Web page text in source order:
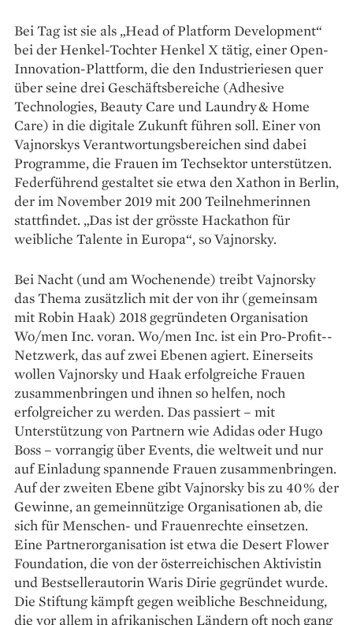
Bei Tag ist sie als „Head of Platform Development“
bei der Henkel-Tochter Henkel X tätig, ­einer Open-
Innovation-Plattform, die den Industrieriesen quer
über ­seine drei Geschäftsbereiche (Adhesive
Technologies, Beauty Care und Laundry & Home
Care) in die digitale Zukunft führen soll. Einer von
Vajnorskys Verantwortungsbereichen sind dabei
Programme, die Frauen im Techsektor unterstützen.
Federführend gestaltet sie etwa den Xathon in Berlin,
der im November 2019 mit 200 Teilnehmerinnen
stattfindet. „Das ist der grösste Hackathon für
weibliche Talente in Europa“, so Vajnorsky.
Bei Nacht (und am Wochenende) treibt ­Vajnorsky
das Thema zusätzlich mit der von ihr (gemeinsam
mit Robin Haak) ­2018 gegründeten Organisation
Wo/men Inc. voran. Wo/men Inc. ist ein Pro-Pro­fit-­
Netzwerk, das auf zwei Ebenen agiert. Einerseits
wollen ­Vajnorsky und Haak erfolgreiche Frauen
zusammenbringen und ihnen so ­hel­fen, noch
erfolgreicher zu werden. Das passiert – mit
Unterstützung von Partnern wie Adidas oder Hugo
Boss – vorrangig über Events, die weltweit und nur
auf Einladung spannende Frauen zusammenbringen.
Auf der zweiten Ebene gibt Vajnorsky bis zu 40 % der
Gewinne, an gemeinnützige Organisationen ab, die
sich für Menschen- und Frauenrechte einsetzen.
Eine Partnerorganisation ist etwa die Desert Flower
Foundation, die von der österreichischen Aktivistin
und Bestseller­autorin Waris Dirie gegründet wurde.
Die Stiftung kämpft gegen weibliche Beschneidung,
die vor allem in afri­kanischen Ländern oft noch gang